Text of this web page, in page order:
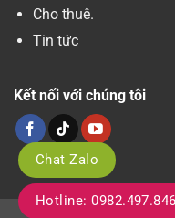
Cho thuê.
Tin tức
Kết nối với chúng tôi
Chat Zalo
Hotline: 0982.497.846